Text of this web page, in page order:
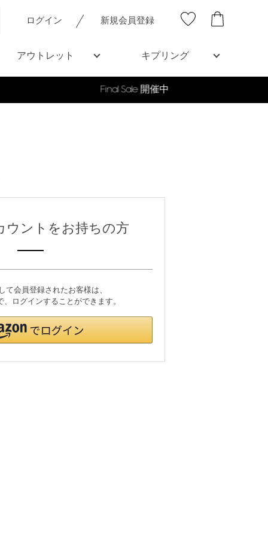
ログイン 新規会員登録
アウトレット キプリング
ウントをお持ちの方
て会員登録されたお客様は、
ログインすることができます。